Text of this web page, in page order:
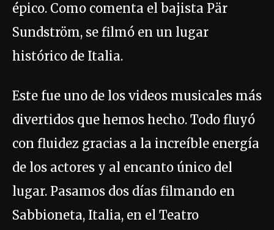
épico. Como comenta el bajista Pär
Sundström, se filmó en un lugar
histórico de Italia.
Este fue uno de los videos musicales más
divertidos que hemos hecho. Todo fluyó
con fluidez gracias a la increíble energía
de los actores y al encanto único del
lugar. Pasamos dos días filmando en
Sabbioneta, Italia, en el Teatro